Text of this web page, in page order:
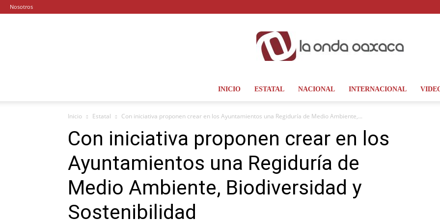
Nosotros
La
Onda
INICIO ESTATAL NACIONAL INTERNACIONAL
Inicio Estatal Con iniciativa proponen crear en los Ayuntamientos una Regiduría de Medio Ambiente,...
Con iniciativa proponen crear en los
Ayuntamientos una Regiduría de
Medio Ambiente, Biodiversidad y
Sostenibilidad